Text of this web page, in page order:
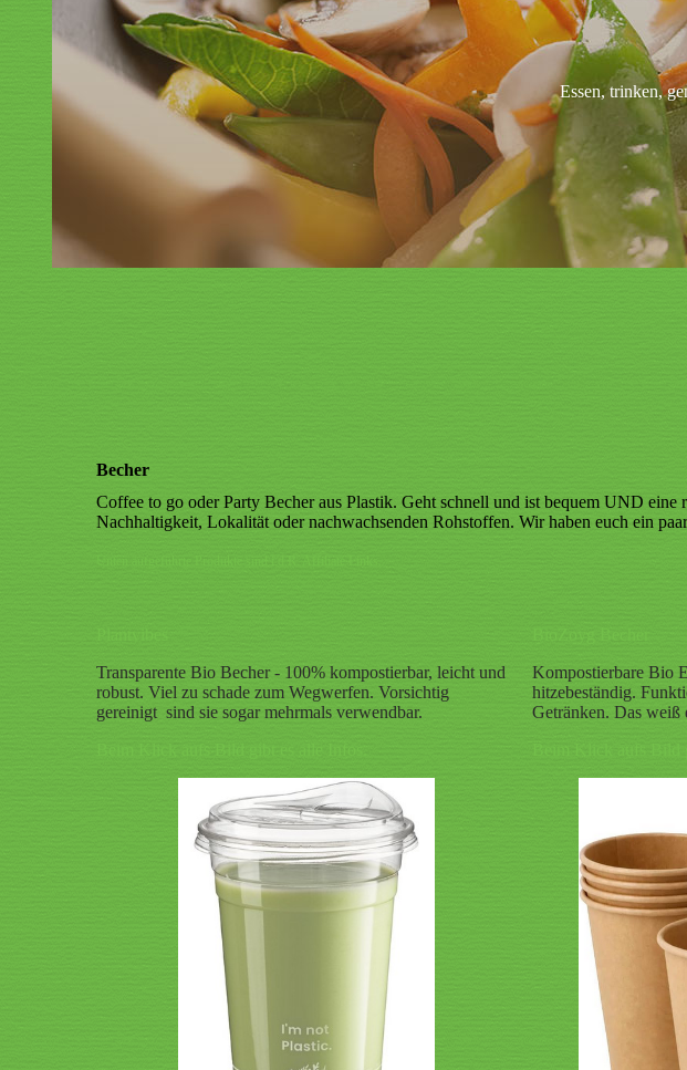
Essen, trinken,
Becher
Coffee to go oder Party Becher aus Plastik. Geht schnell und ist bequem UND
Nachhaltigkeit, Lokalität oder nachwachsenden Rohstoffen. Wir haben euch ein
Transparente Bio Becher - 100% kompostierbar, leicht und
robust. Viel zu schade zum Wegwerfen. Vorsichtig
gereinigt sind sie sogar mehrmals verwendbar.
Kompostierbare Bio
hitzebeständig.
Getränken. Das weiß